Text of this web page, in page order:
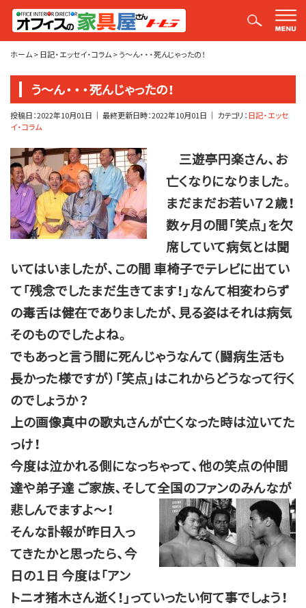
平山社長のブログ【釣りばかり日誌】
ホーム>日記・エッセイ・コラム>う～ん・・・死んじゃったの！
う～ん・・・死んじゃったの！
投稿日：2022年10月01日 ｜ 最終更新日時：2022年10月01日 ｜ カテゴリ：日記・エッセ
イ・コラム
三遊亭円楽さん、お
亡くなりになりました。
まだまだお若い７２歳！
数ヶ月の間「笑点」を欠
席していて病気とは聞
いてはいましたが、この間 車椅子でテレビに出てい
て「残念でしたまだ生きてます！」なんて相変わらず
の毒舌は健在でありましたが、見る姿はそれは病気
そのものでしたよね。
でもあっと言う間に死んじゃうなんて（闘病生活も
長かった様ですが）「笑点」はこれからどうなって行く
のでしょうか？
上の画像真中の歌丸さんが亡くなった時は泣いてた
っけ！
今度は泣かれる側になっちゃって、他の笑点の仲間
達や弟子達 ご家族、そして全国のファンのみんなが
悲しんでますよ～！
そんな訃報が昨日入っ
てきたかと思ったら、今
日の１日 今度は「アン
トニオ猪木さん逝く！」っていったい何て事でしょう！